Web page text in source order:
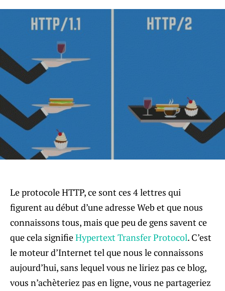
Le protocole HTTP, ce sont ces 4 lettres qui
figurent au début d’une adresse Web et que nous
connaissons tous, mais que peu de gens savent ce
que cela signifieHypertext Transfer Protocol. C’est
le moteur d’Internet tel que nous le connaissons
aujourd’hui, sans lequel vous ne liriez pas ce blog,
vous n’achèteriez pas en ligne, vous ne partageriez